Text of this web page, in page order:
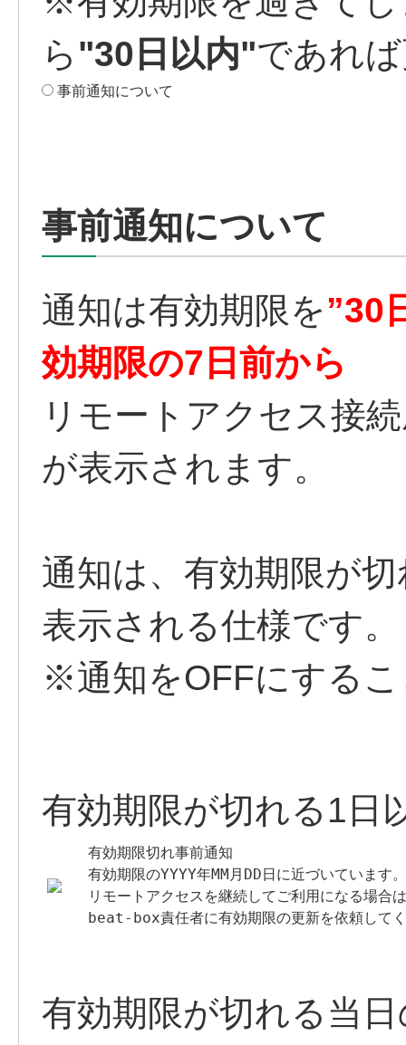
ら "30日以内"であれ
事前通知について
事前通知について
通知は有効期限を”30
効期限の7日前から
リモートアクセス接
が表示されます。
通知は、有効期限が
表示される仕様です。
※通知をOFFにする
有効期限が切れる1日
有効期限切れ事前通知
有効期限のYYYY年MM月DD日に近づいています
リモートアクセスを継続してご利用になる場合
beat-box責任者に有効期限の更新を依頼して
有効期限が切れる当